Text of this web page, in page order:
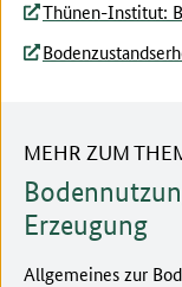
Thünen-Institut:
MEHR ZUM
Erzeugung
Allgemeines zur